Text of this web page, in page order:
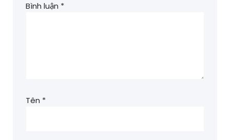
Bình luận *
Tên *